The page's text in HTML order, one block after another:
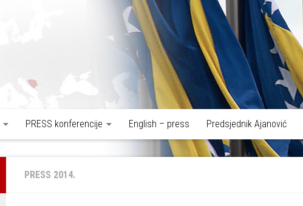
PRESS konferencije English – press Predsjednik Ajanović
PRESS 2014.